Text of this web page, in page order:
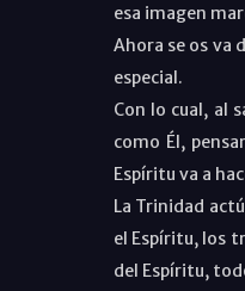
esa imagen
Ahora se os va
especial.
Con lo cual, al
como Él,
Espíritu va a
La Trinidad
el Espíritu, los
del Espíritu,